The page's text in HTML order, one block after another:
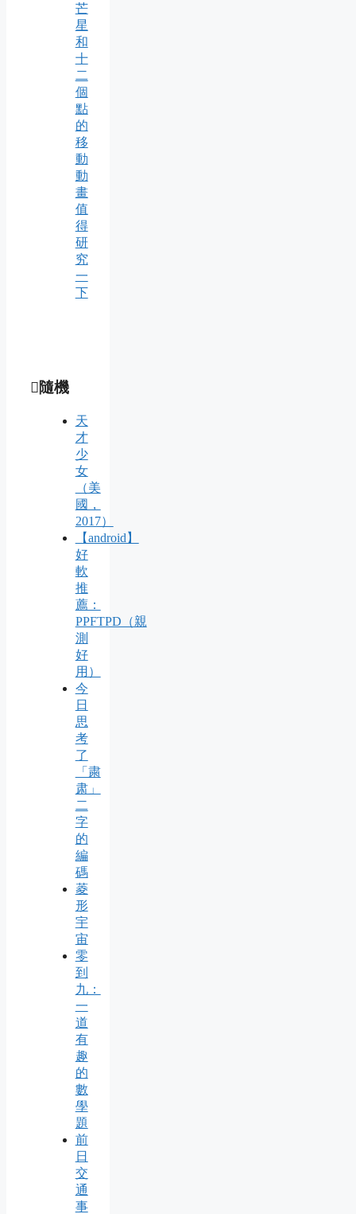
芒
星
和
十
二
個
點
的
移
動
動
畫
值
得
研
究
一
下
隨機
天
才
少
女
（美
國，
2017）
【android】
好
軟
推
薦：
PPFTPD（親
測
好
用）
今
日
思
考
了
「粛
肃」
二
字
的
編
碼
菱
形
宇
宙
零
到
九：
一
道
有
趣
的
數
學
題
前
日
交
通
事